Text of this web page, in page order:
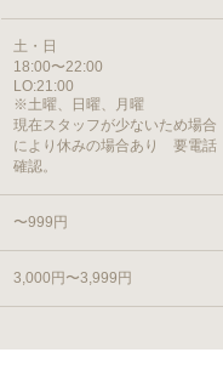
土・日
18:00〜22:00
LO:21:00
※土曜、日曜、月曜
現在スタッフが少ないため場合
により休みの場合あり 要電話
確認。
〜999円
3,000円〜3,999円